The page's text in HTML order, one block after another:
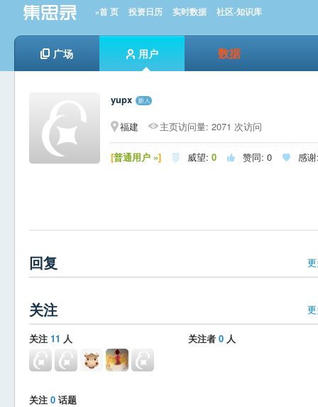
»首 页 投资日历 实时数据 社区-知识库
广场 用户 数据
yupx
福建
主页访问量: 2071 次访问
[普通用户 »]  威望: 0  赞同: 0  感
回复
关注
关注 11 人 关注者 0 人
关注 0 话题